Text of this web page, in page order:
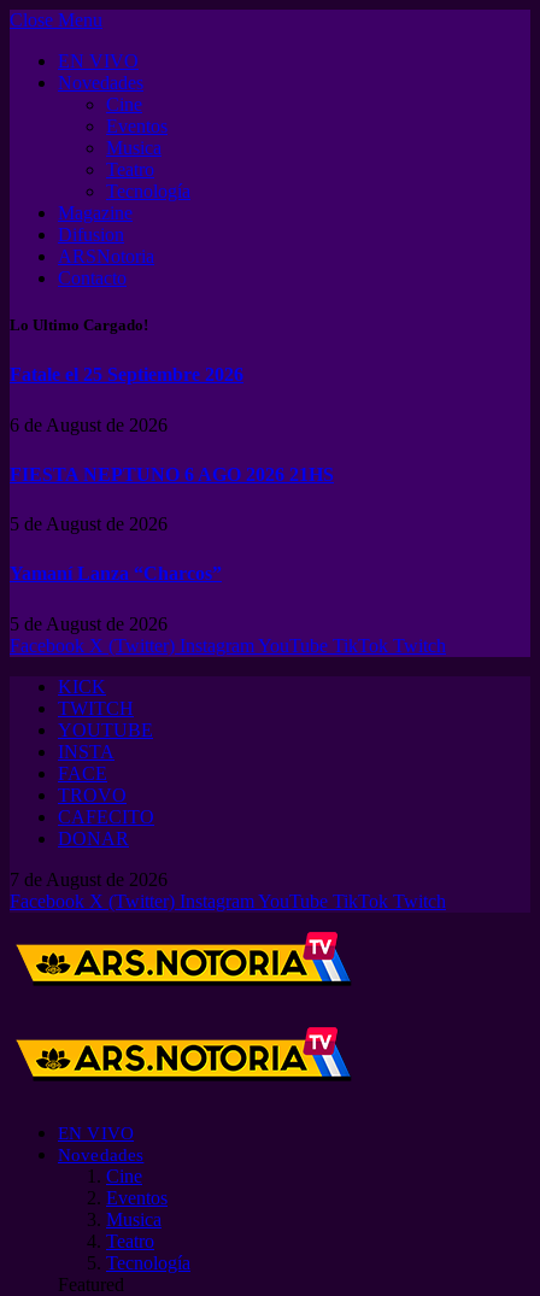
Close Menu
EN VIVO
Novedades
Cine
Eventos
Musica
Teatro
Tecnología
Magazine
Difusion
ARSNotoria
Contacto
Lo Ultimo Cargado!
Fatale el 25 Septiembre 2026
6 de August de 2026
FIESTA NEPTUNO 6 AGO 2026 21HS
5 de August de 2026
Yamaní Lanza “Charcos”
5 de August de 2026
Facebook X (Twitter) InstagramYouTube TikTok Twitch
KICK
TWITCH
YOUTUBE
INSTA
FACE
TROVO
CAFECITO
DONAR
7 de August de 2026
Facebook X (Twitter) InstagramYouTube TikTok Twitch
EN VIVO
Novedades
Cine
Eventos
Musica
Teatro
Tecnología
Featured